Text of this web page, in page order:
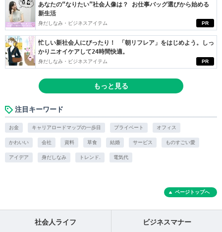
PR
あなたの“なりたい”社会人像は？ お仕事バッグ選びから始める
新生活
身だしなみ・ビジネスアイテム
PR
忙しい新社会人にぴったり！ 「朝リフレア」をはじめよう。しっ
かりニオイケアして24時間快適。
身だしなみ・ビジネスアイテム
もっと見る
注目キーワード
お金 キャリアロードマップの一歩目 プライベート オフィス
かわいい 会社 資料 草食 結婚 サービス ものすごい愛
アイデア 身だしなみ トレンド. 電気代
ページトップへ
社会人ライフ ビジネスマナー